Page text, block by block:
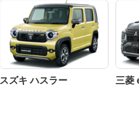
スズキ ハスラー 三菱